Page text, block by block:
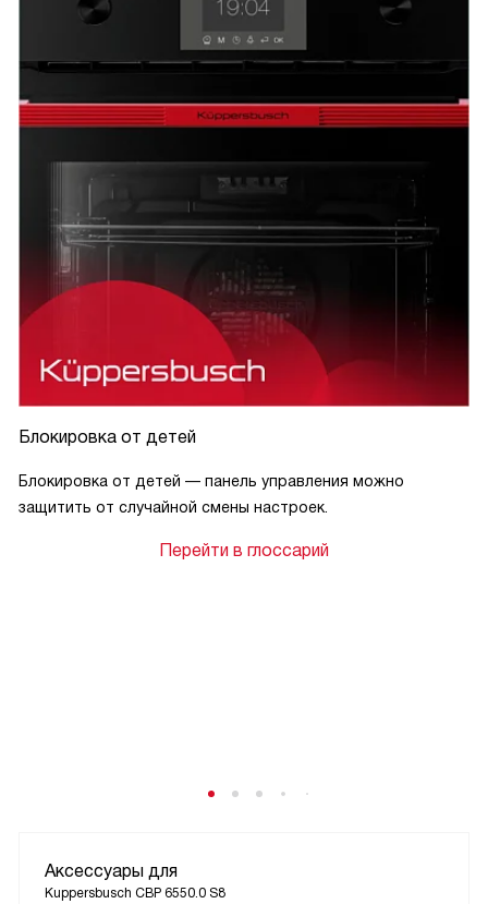
Блокировка от детей
Блокировка от детей — панель управления можно
защитить от случайной смены настроек.
Перейти в глоссарий
Аксессуары для
Kuppersbusch CBP 6550.0 S8